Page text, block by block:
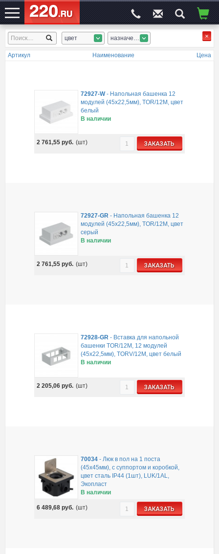
ЭЛЕКТРОСАЙТ№1 цвет назначение
Артикул Наименование Цена
72927-W- Напольная башенка 12
модулей (45х22,5мм), TOR/12M, цвет
белый
В наличии
2 761,55руб. (шт) ЗАКАЗАТЬ
72927-GR - Напольная башенка 12
модулей (45х22,5мм), TOR/12M, цвет
серый
В наличии
2 761,55руб. (шт) ЗАКАЗАТЬ
72928-GR - Вставка для напольной
башенки TOR/12M, 12 модулей
(45х22,5мм), TORV/12M, цвет белый
В наличии
2 205,06руб. (шт) ЗАКАЗАТЬ
70034 -Люк в пол на 1 поста
(45х45мм), с суппортом и коробкой,
цвет сталь IP44 (1шт), LUK/1AL,
Экопласт
В наличии
6 489,68руб. (шт) ЗАКАЗАТЬ